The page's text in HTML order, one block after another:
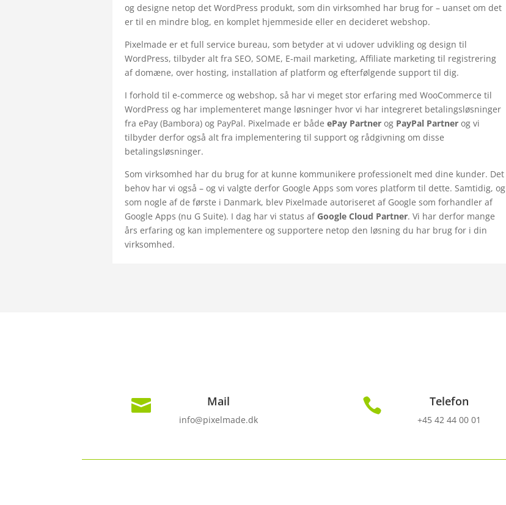
og designe netop det WordPress produkt, som din virksomhed har brug for – uanset om det
er til en mindre blog, en komplet hjemmeside eller en decideret webshop.
Pixelmade er et full service bureau, som betyder at vi udover udvikling og design til
WordPress, tilbyder alt fra SEO, SOME, E-mail marketing, Affiliate marketing til registrering
af domæne, over hosting, installation af platform og efterfølgende support til dig.
I forhold til e-commerce og webshop, så har vi meget stor erfaring med WooCommerce til
WordPress og har implementeret mange løsninger hvor vi har integreret betalingsløsninger
fra ePay (Bambora) og PayPal. Pixelmade er bådeePay Partner og PayPal Partner og vi
tilbyder derfor også alt fra implementering til support og rådgivning om disse
betalingsløsninger.
Som virksomhed har du brug for at kunne kommunikere professionelt med dine kunder. Det
behov har vi også – og vi valgte derfor Google Apps som vores platform til dette. Samtidig, og
som nogle af de første i Danmark, blev Pixelmade autoriseret af Google som forhandler af
Google Apps (nu G Suite). I dag har vi status af Google Cloud Partner. Vi har derfor mange
års erfaring og kan implementere og supportere netop den løsning du har brug for i din
virksomhed.
 Mail
info@pixelmade.dk
 Telefon
+45 42 44 00 01